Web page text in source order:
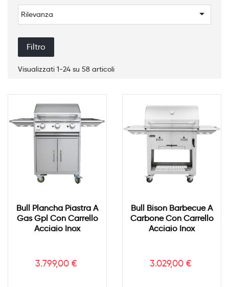
Rilevanza 
Filtro
Visualizzati 1-24 su 58 articoli
Bull Plancha Piastra A
Gas Gpl Con Carrello
Acciaio Inox
Prezzo
3.799,00 €
Bull Bison Barbecue A
Carbone Con Carrello
Acciaio Inox
Prezzo
3.029,00 €